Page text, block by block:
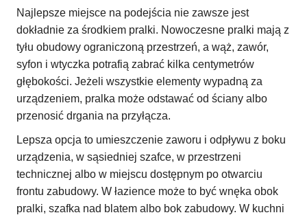
Najlepsze miejsce na podejścia nie zawsze jest
dokładnie za środkiem pralki. Nowoczesne pralki mają z
tyłu obudowy ograniczoną przestrzeń, a wąż, zawór,
syfon i wtyczka potrafią zabrać kilka centymetrów
głębokości. Jeżeli wszystkie elementy wypadną za
urządzeniem, pralka może odstawać od ściany albo
przenosić drgania na przyłącza.
Lepsza opcja to umieszczenie zaworu i odpływu z boku
urządzenia, w sąsiedniej szafce, w przestrzeni
technicznej albo w miejscu dostępnym po otwarciu
frontu zabudowy. W łazience może to być wnęka obok
pralki, szafka nad blatem albo bok zabudowy. W kuchni